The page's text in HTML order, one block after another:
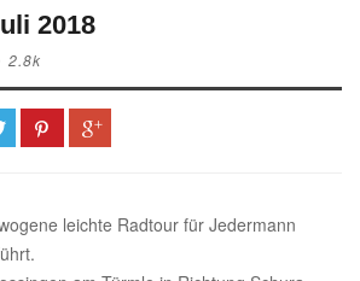
2018
2.8k
leichte Radtour für Jedermann